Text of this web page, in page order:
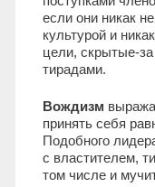
если они никак
культурой и
цели, скрытые-
тирадами.
Вождизм
принять себя
Подобного
с властителем,
том числе и